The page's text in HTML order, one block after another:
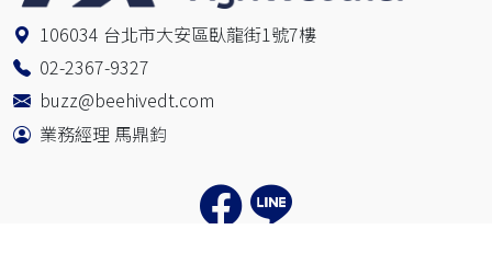
106034 台北市大安區臥龍街1號7樓
02-2367-9327
buzz@beehivedt.com
業務經理 馬鼎鈞